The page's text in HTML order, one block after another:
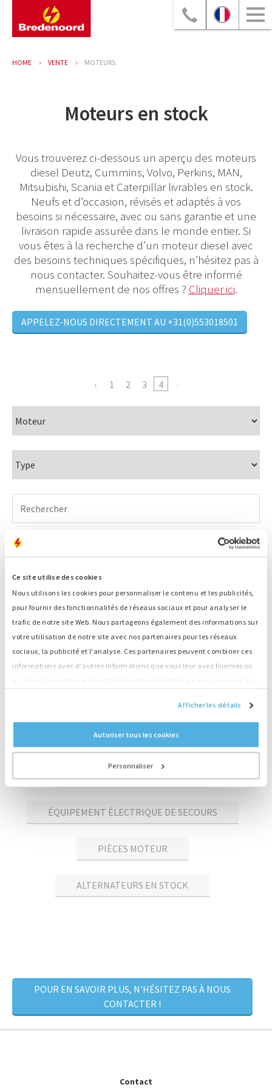
Ce site utilise des cookies
Nous utilisons les cookies pour personnaliser le contenu et les publicités,
pour fournir des fonctionnalités de réseaux sociaux et pour analyser le
trafic de notre site Web. Nous partageons également des informations sur
votre utilisation de notre site avec nos partenaires pour les réseaux
sociaux, la publicité et l'analyse. Ces partenaires peuvent combiner ces
informations avec d'autres informations que vous leur avez fournies ou
Afficher les détails
Autoriser tous les cookies
Personnaliser
HOME VENTE MOTEURS
Moteurs en stock
Vous trouverez ci-dessous un aperçu des moteurs
diesel Deutz, Cummins, Volvo, Perkins, MAN,
Mitsubishi, Scania et Caterpillar livrables en stock.
Neufs et d’occasion, révisés et adaptés à vos
besoins si nécessaire, avec ou sans garantie et une
livraison rapide assurée dans le monde entier. Si
vous êtes à la recherche d’un moteur diesel avec
des besoins techniques spécifiques, n’hésitez pas à
nous contacter. Souhaitez-vous être informé
mensuellement de nos offres ? Cliquer ici.
APPELEZ-NOUS DIRECTEMENT AU +31(0)553018501
1 2 3 4
M4038 201 kW
M4050 262 kW
GÉNÉRATEURS EN STOCK
ÉQUIPEMENT ÉLECTRIQUE DE SECOURS
PIÈCES MOTEUR
ALTERNATEURS EN STOCK
POUR EN SAVOIR PLUS, N'HÉSITEZ PAS À NOUS
CONTACTER !
Contact